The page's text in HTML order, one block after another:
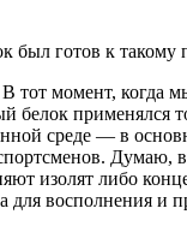
был готов к такому
тот момент, когда
белок применялся
среде — в
Думаю,
изолят либо
для восполнения и